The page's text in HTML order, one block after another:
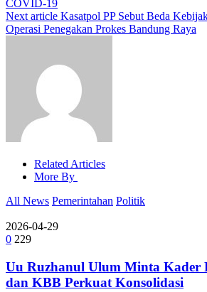
COVID-19
Next article Kasatpol PP Sebut Beda
Operasi Penegakan Prokes Bandung Raya
Related Articles
More By
All News Pemerintahan Politik
2026-04-29
0 229
Uu Ruzhanul Ulum Minta Kader
dan KBB Perkuat Konsolidasi